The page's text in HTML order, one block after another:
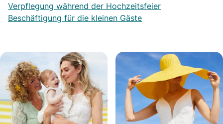
Verpflegung während der Hochzeitsfeier
Beschäftigung für die kleinen Gäste